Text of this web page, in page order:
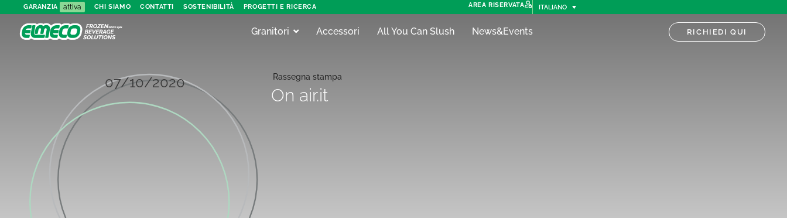
GARANZIA attiva CHI SIAMO CONTATTI SOSTENIBILITÀ PROGETTI E RICERCA AREA RISERVATA ITALIANO
Granitori Accessori All You Can Slush News&Events RICHIEDI QUI
07/10/2020 Rassegna stampa
On air.it